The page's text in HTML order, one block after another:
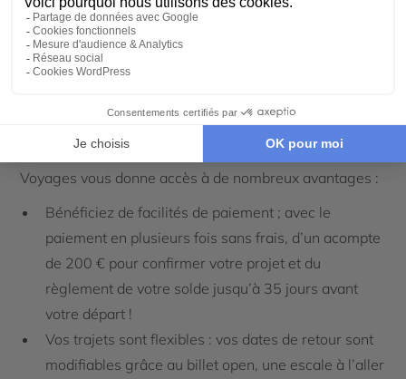
Uluru, Australie
Afin de faciliter votre départ et d’organiser votre
voyage selon vos envies et vos besoins, Cercle des
Voyages vous donne accès à de nombreux avantages :
Bénéficiez de facilités de paiement ; avec le
paiement en plusieurs fois sans frais, d’un acompte
de 200 € pour confirmer votre projet et du
règlement de votre solde jusqu’à 35 jours avant
votre départ !
Vos trajets sont flexibles : vos dates de retour sont
modifiables grâce au billet open, une escale à l’aller